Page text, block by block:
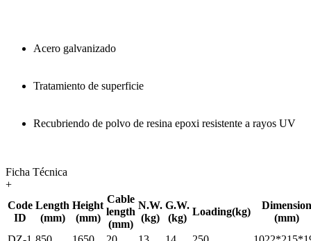
Acero galvanizado
Tratamiento de superficie
Recubriendo de polvo de resina epoxi resistente a rayos UV
Ficha Técnica
+
Code
ID
Length
(mm)
Height
(mm)
Cable
length
(mm)
N.W.
(kg)
G.W.
(kg)
Loading(kg)
Dimension
(mm)